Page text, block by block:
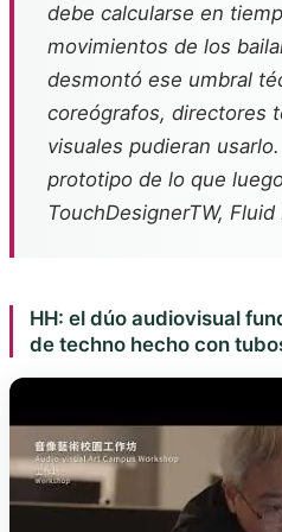
debe calcularse en
movimientos de los
desmontó ese umbral
coreógrafos, directores
visuales pudieran
prototipo de lo que
TouchDesignerTW,
HH: el dúo audiovisual
de techno hecho con